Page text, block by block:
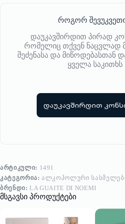
როგორ
დაუკავშირდით პირად
რომელიც თქვენ ნაცვლად
შეძენასა და მიწოდებასთან
ყველა საკითხს
დაუკავშირდით
ᲐᲠᲢᲘᲙᲣᲚᲘ: 1491
ᲙᲐᲢᲔᲒᲝᲠᲘᲐ:ᲐᲚᲙᲝᲰᲝᲚᲣᲠᲘ
ᲑᲠᲔᲜᲓᲘ: LA GUAITE DI NOEMI
მსგავსი პროდუქტები